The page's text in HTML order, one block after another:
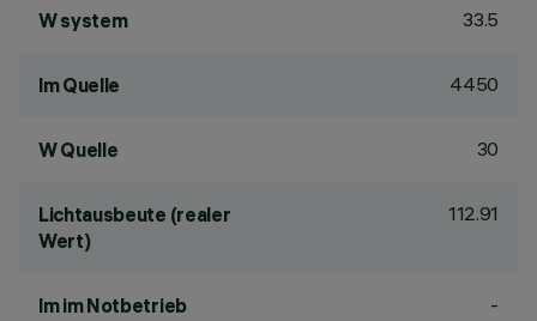
W system 33.5
lm Quelle 4450
W Quelle 30
Lichtausbeute (realer
Wert)
112.91
lm im Notbetrieb -